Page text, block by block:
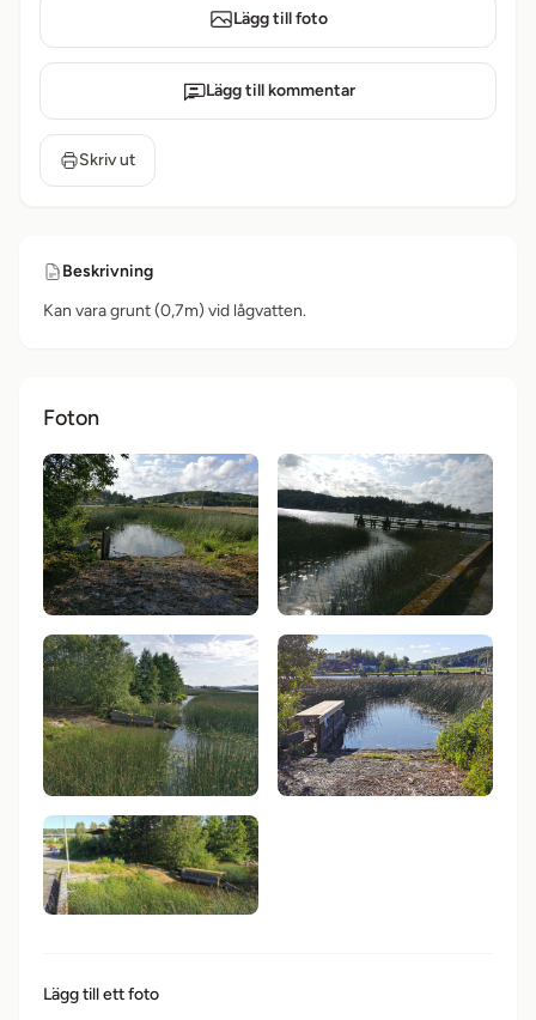
Lägg till foto
Lägg till kommentar
Skriv ut
Beskrivning
Kan vara grunt (0,7m) vid lågvatten.
Foton
Lägg till ett foto